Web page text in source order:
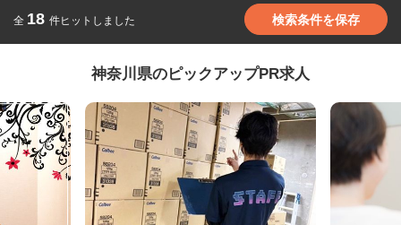
全 18 件ヒットしました 検索条件を保存
神奈川県のピックアップPR求人